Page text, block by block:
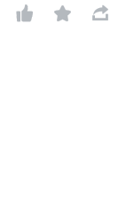
  